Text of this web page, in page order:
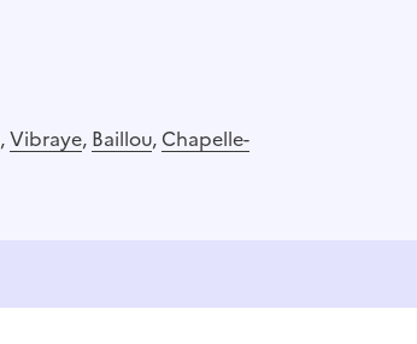
,Vibraye, Baillou, Chapelle-